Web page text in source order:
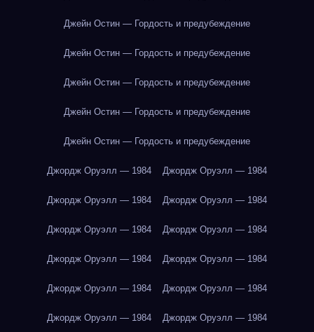
Джейн Остин — Гордость и предубеждение
Джейн Остин — Гордость и предубеждение
Джейн Остин — Гордость и предубеждение
Джейн Остин — Гордость и предубеждение
Джейн Остин — Гордость и предубеждение
Джордж Оруэлл — 1984 Джордж Оруэлл — 1984
Джордж Оруэлл — 1984 Джордж Оруэлл — 1984
Джордж Оруэлл — 1984 Джордж Оруэлл — 1984
Джордж Оруэлл — 1984 Джордж Оруэлл — 1984
Джордж Оруэлл — 1984 Джордж Оруэлл — 1984
Джордж Оруэлл — 1984 Джордж Оруэлл — 1984